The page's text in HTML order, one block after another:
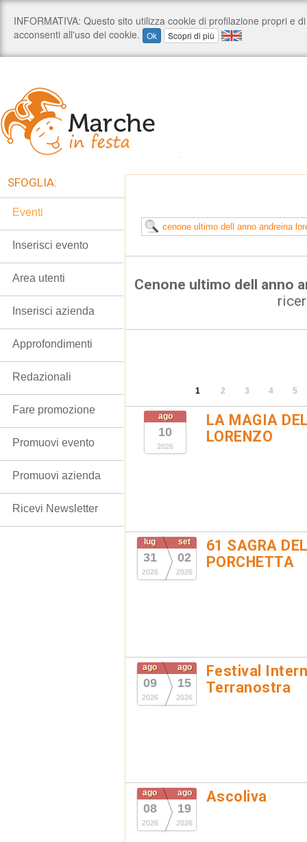
Cenone ultimo dell anno
1 2 3 4 5
ago
10
2026
LA MAGIA
LORENZO
lug
31
2026
set
02
2026
61 SAGRA
PORCHETTA
ago
09
2026
ago
15
2026
Festival
Terranostra
ago
08
2026
ago
19
2026
Ascoliva
SFOGLIA:
Eventi
Inserisci evento
Area utenti
Inserisci azienda
Approfondimenti
Redazionali
Fare promozione
Promuovi evento
Promuovi azienda
Ricevi Newsletter